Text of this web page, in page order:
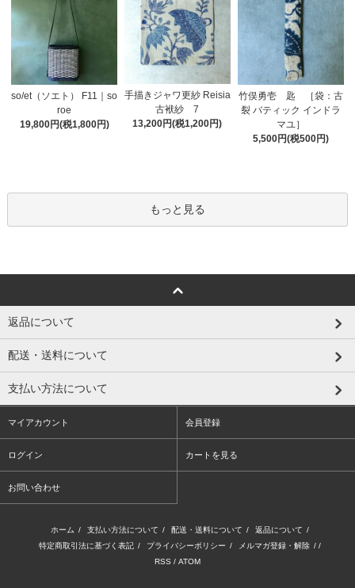
so/et（ソエト） F11｜so
roe
19,800円(税1,800円)
手描きジャワ更紗 Reisia
古袱紗 7
13,200円(税1,200円)
竹俣勇壱 匙 ［袋：古
裂 バティック インドラ
マユ］
5,500円(税500円)
もっと見る
返品について
配送・送料について
支払い方法について
マイアカウント 会員登録
ログイン カートを見る
お問い合わせ
ホーム / 支払い方法について / 配送・送料について / 返品について /
特定商取引法に基づく表記 / プライバシーポリシー / メルマガ登録・解除 / /
RSS / ATOM